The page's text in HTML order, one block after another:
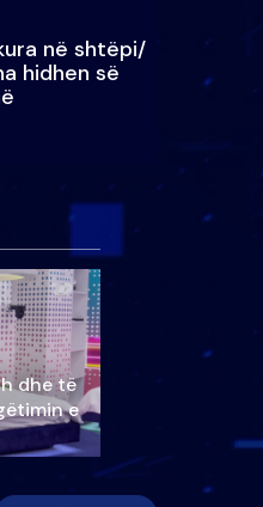
në shtëpi/
hidhen së
dhe të
e